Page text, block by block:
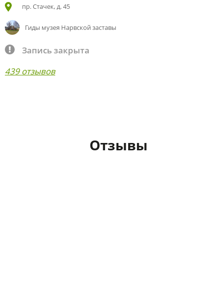
пр. Стачек, д. 45
Гиды музея Нарвской заставы
Запись закрыта
439 отзывов
Отзывы